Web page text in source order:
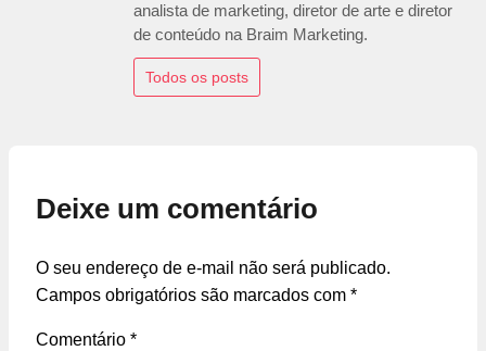
analista de marketing, diretor de arte e diretor
de conteúdo na Braim Marketing.
Todos os posts
Deixe um comentário
O seu endereço de e-mail não será publicado.
Campos obrigatórios são marcados com *
Comentário *